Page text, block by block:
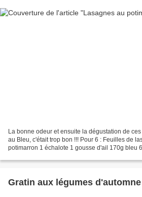
La bonne odeur et ensuite la dégustation de
au Bleu, c'était trop bon !!! Pour 6 : Feuilles de
potimarron 1 échalote 1 gousse d'ail 170g bleu
Gratin aux légumes